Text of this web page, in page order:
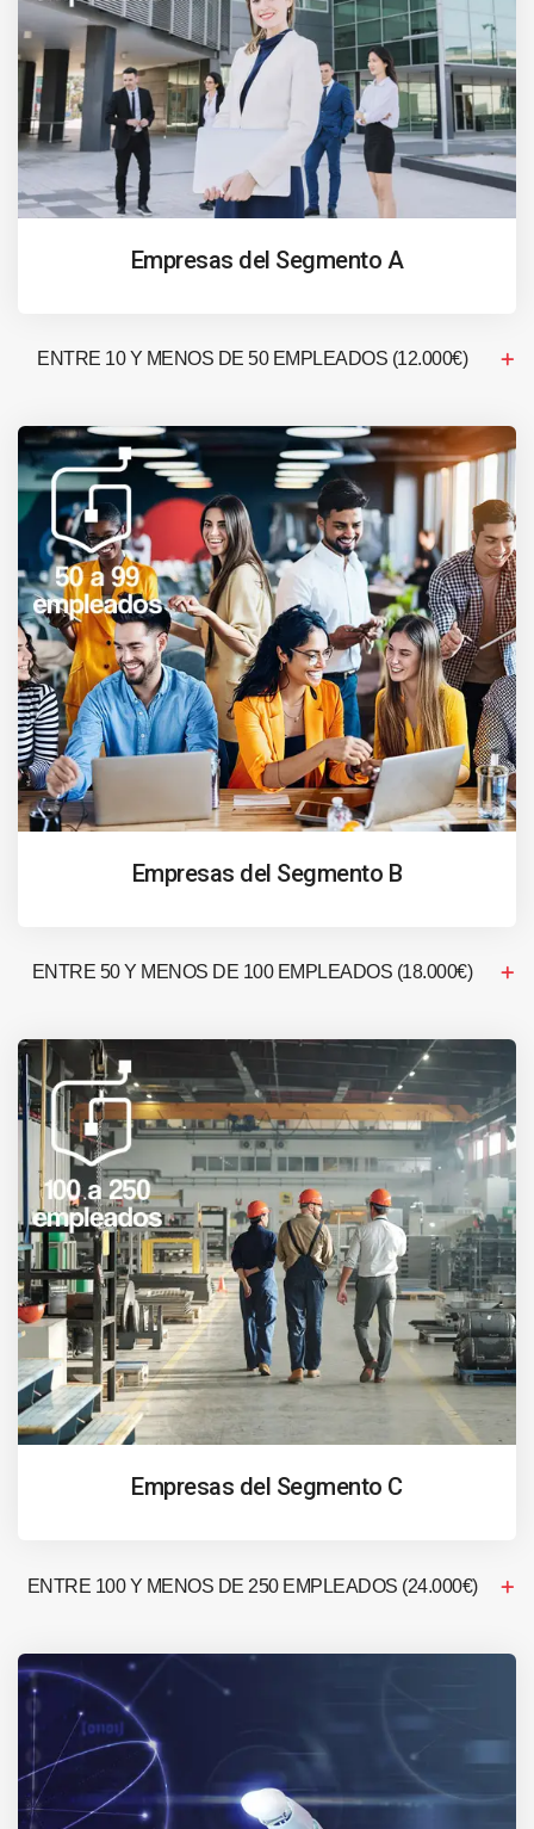
Empresas del Segmento A
ENTRE 10 Y MENOS DE 50 EMPLEADOS (12.000€)
Empresas del Segmento B
ENTRE 50 Y MENOS DE 100 EMPLEADOS (18.000€)
Empresas del Segmento C
ENTRE 100 Y MENOS DE 250 EMPLEADOS (24.000€)